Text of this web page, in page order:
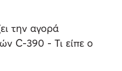
την αγορά
C-390 - Τι είπε ο